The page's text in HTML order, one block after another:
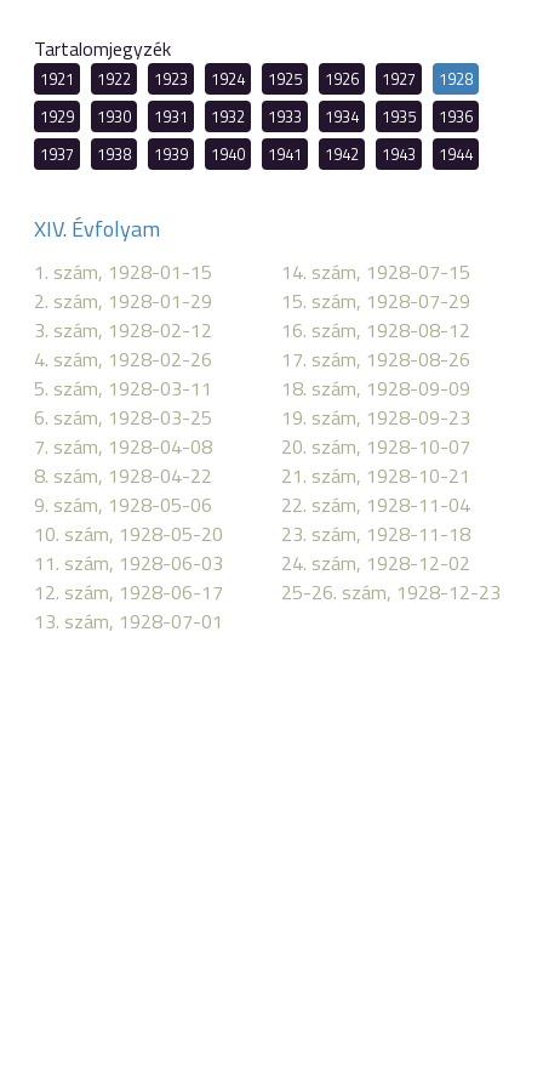
Tartalomjegyzék
1921 1922 1923 1924 1925 1926 1927
1928
1929
1930 1931 1932 1933 1934 1935
1936
1937
1938 1939 1940 1941 1942 1943 1944
XIV. Évfolyam
1. szám, 1928-01-15
2. szám, 1928-01-29
3. szám, 1928-02-12
4. szám, 1928-02-26
5. szám, 1928-03-11
6. szám, 1928-03-25
7. szám, 1928-04-08
8. szám, 1928-04-22
9. szám, 1928-05-06
10. szám, 1928-05-20
11. szám, 1928-06-03
12. szám, 1928-06-17
13. szám, 1928-07-01
14. szám, 1928-07-15
15. szám, 1928-07-29
16. szám, 1928-08-12
17. szám, 1928-08-26
18. szám, 1928-09-09
19. szám, 1928-09-23
20. szám, 1928-10-07
21. szám, 1928-10-21
22. szám, 1928-11-04
23. szám, 1928-11-18
24. szám, 1928-12-02
25-26. szám, 1928-12-23